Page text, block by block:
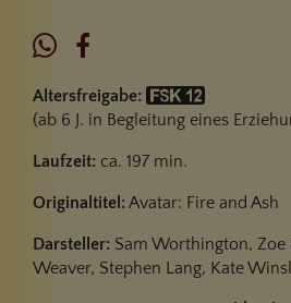
Altersfreigabe:
(ab 6 J. in Begleitung eines
Laufzeit: ca. 197 min.
Originaltitel: Avatar: Fire and Ash
Darsteller: Sam Worthington, Zoe
Weaver, Stephen Lang, Kate